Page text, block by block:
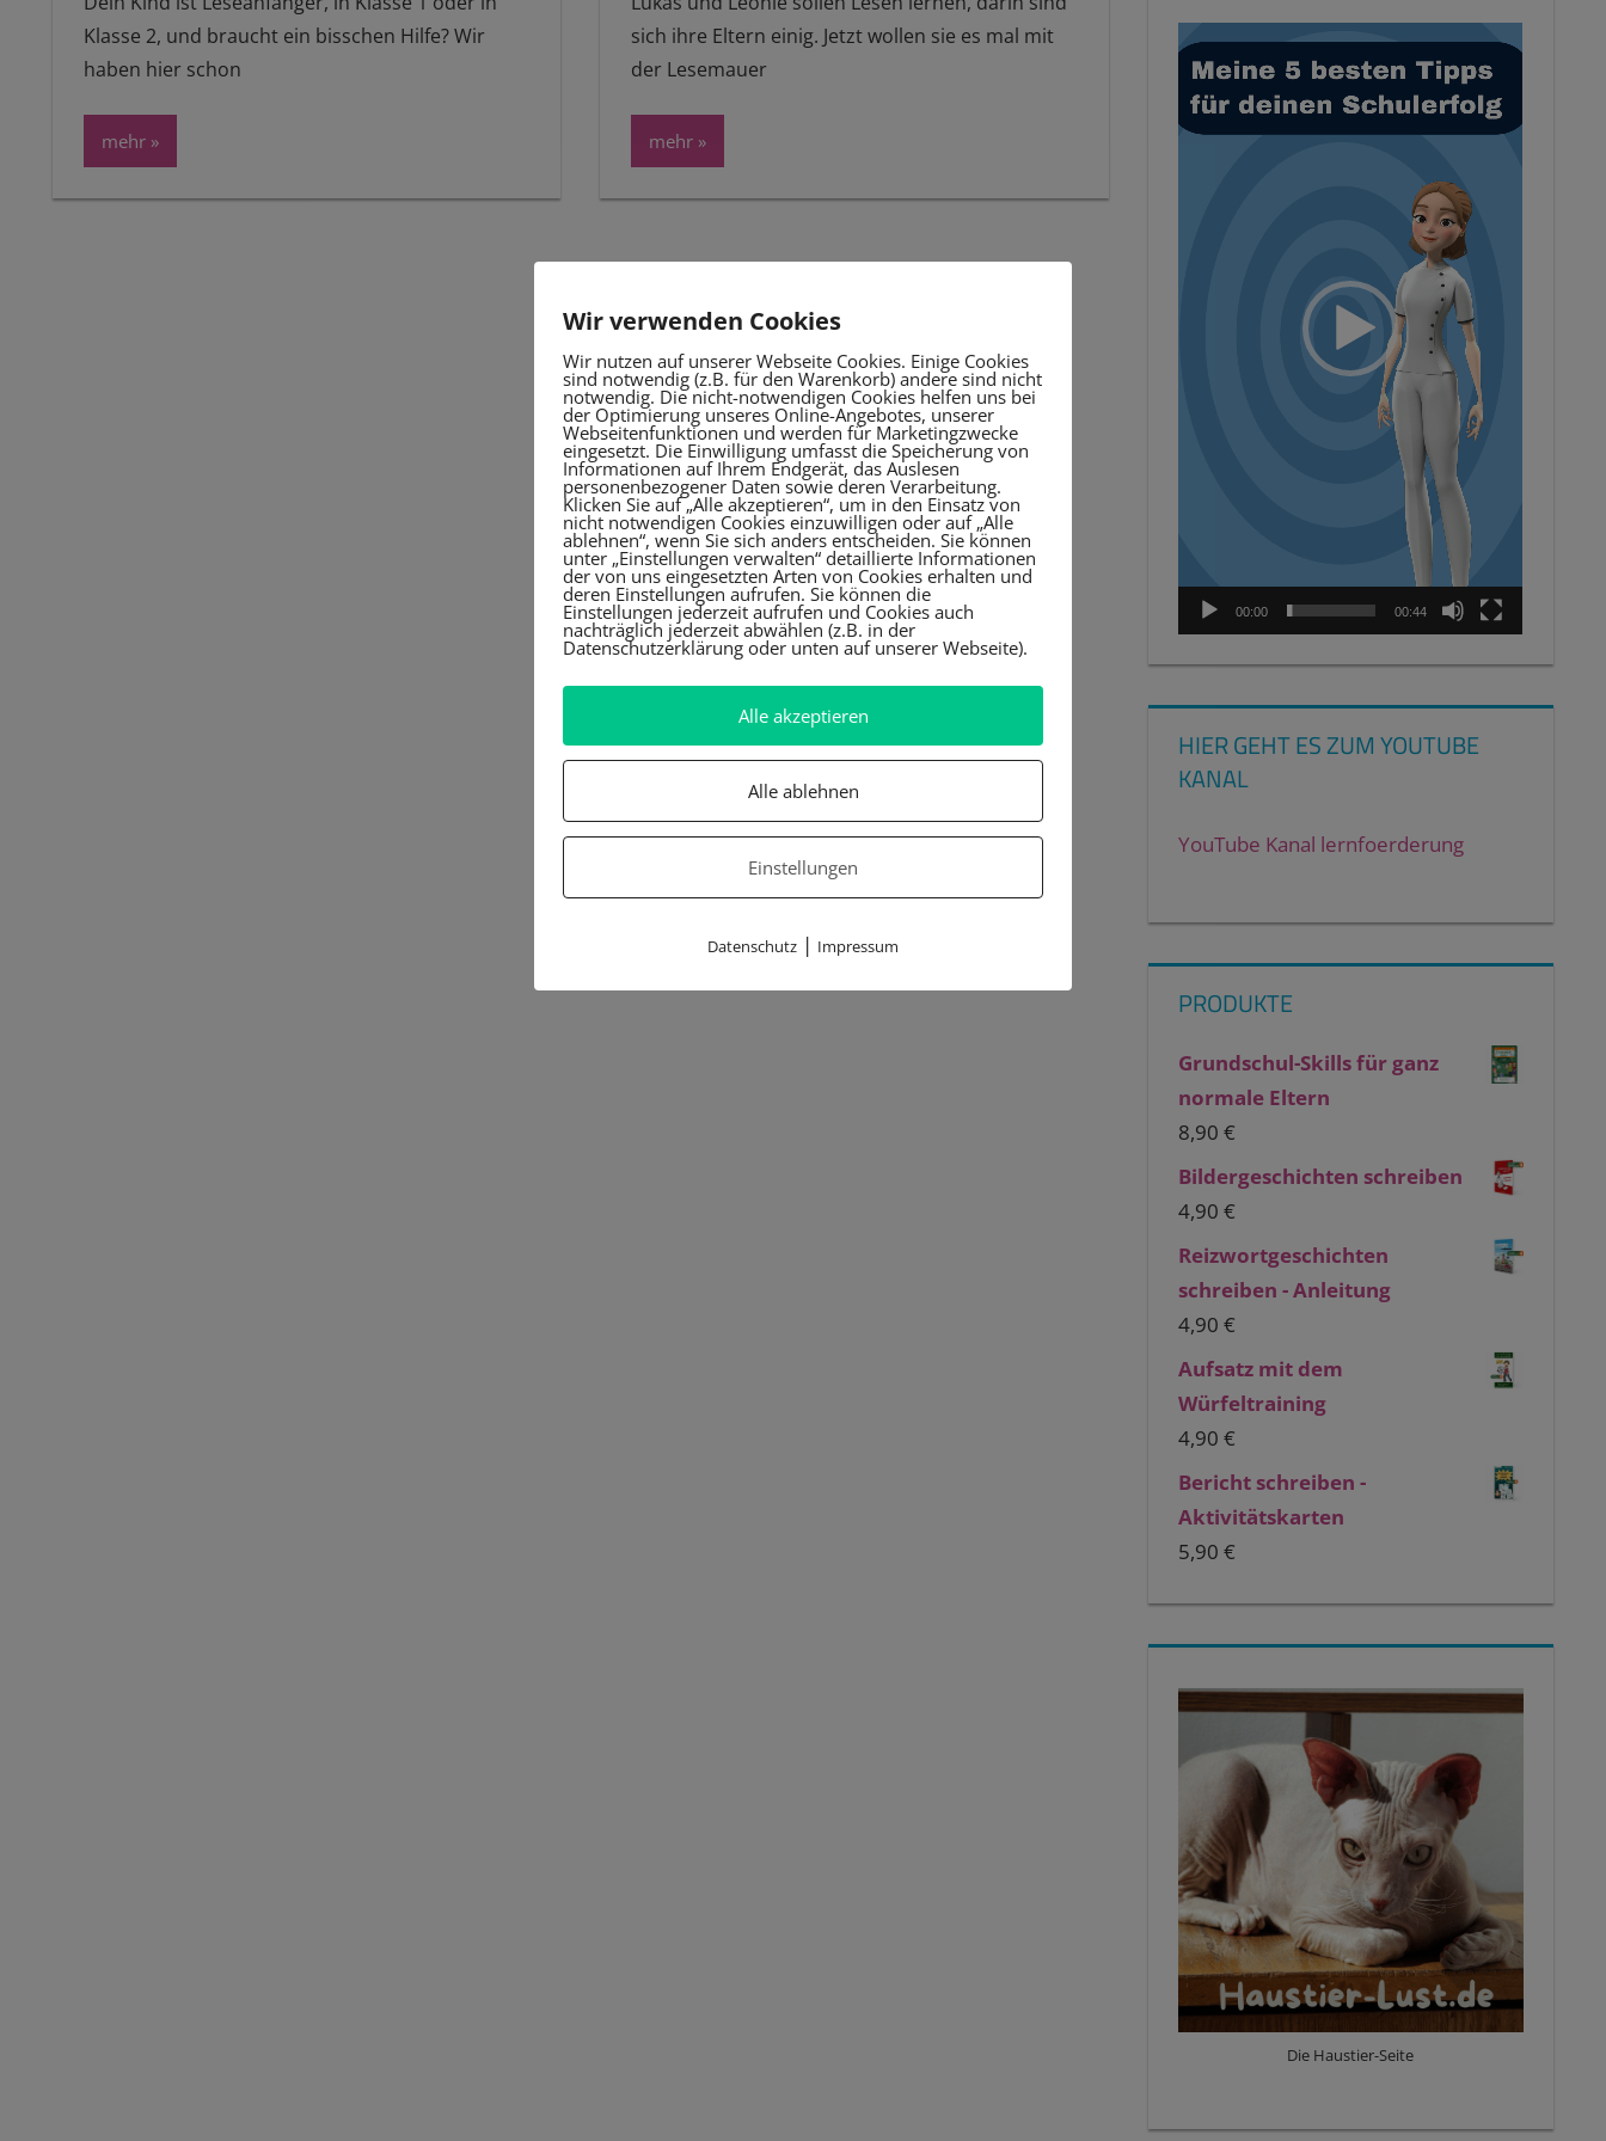
Klasse 2, und braucht ein bisschen Hilfe? Wir
haben hier schon
mehr
sich ihre Eltern einig. Jetzt wollen sie es mal mit
der Lesemauer
mehr
Video-
Player
00:00 00:44
HIER GEHT ES ZUM YOUTUBE
KANAL
YouTube Kanal lernfoerderung
PRODUKTE
Grundschul-Skills für ganz
normale Eltern
8,90€
Bildergeschichten schreiben
4,90€
Reizwortgeschichten
schreiben - Anleitung
4,90€
Aufsatz mit dem
Würfeltraining
4,90€
Bericht schreiben -
Aktivitätskarten
5,90€
Die Haustier-Seite
Wir verwenden Cookies
Wir nutzen auf unserer Webseite Cookies. Einige Cookies
sind notwendig (z.B. für den Warenkorb) andere sind nicht
notwendig. Die nicht-notwendigen Cookies helfen uns bei
der Optimierung unseres Online-Angebotes, unserer
Webseitenfunktionen und werden für Marketingzwecke
eingesetzt. Die Einwilligung umfasst die Speicherung von
Informationen auf Ihrem Endgerät, das Auslesen
personenbezogener Daten sowie deren Verarbeitung.
Klicken Sie auf „Alle akzeptieren“, um in den Einsatz von
nicht notwendigen Cookies einzuwilligen oder auf „Alle
ablehnen“, wenn Sie sich anders entscheiden. Sie können
unter „Einstellungen verwalten“ detaillierte Informationen
der von uns eingesetzten Arten von Cookies erhalten und
deren Einstellungen aufrufen. Sie können die
Einstellungen jederzeit aufrufen und Cookies auch
nachträglich jederzeit abwählen (z.B. in der
Datenschutzerklärung oder unten auf unserer Webseite).
Alle akzeptieren
Alle ablehnen
Einstellungen
Datenschutz | Impressum